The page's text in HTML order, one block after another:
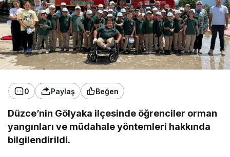
0 Paylaş Beğen
Düzce’nin Gölyaka ilçesinde öğrenciler orman
yangınları ve müdahale yöntemleri hakkında
bilgilendirildi.